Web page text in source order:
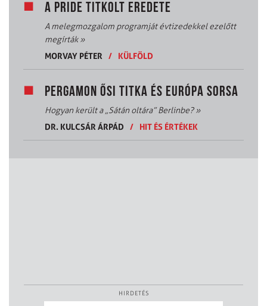
A PRIDE TITKOLT EREDETE
A melegmozgalom programját évtizedekkel ezelőtt
megírták»
MORVAY PÉTER
/ KÜLFÖLD
PERGAMON ŐSI TITKA ÉS EURÓPA SORSA
Hogyan került a „Sátán oltára” Berlinbe?»
DR. KULCSÁR ÁRPÁD
/ HIT ÉS ÉRTÉKEK
HIRDETÉS